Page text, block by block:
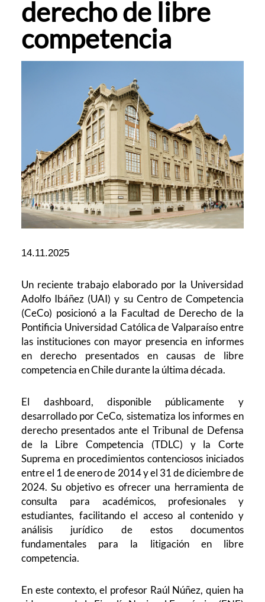
derecho de libre
competencia
14.11.2025
Un reciente trabajo elaborado por la Universidad
Adolfo Ibáñez (UAI) y su Centro de Competencia
(CeCo) posicionó a la Facultad de Derecho de la
Pontificia Universidad Católica de Valparaíso entre
las instituciones con mayor presencia en informes
en derecho presentados en causas de libre
competencia en Chile durante la última década.
El dashboard, disponible públicamente y
desarrollado por CeCo, sistematiza los informes en
derecho presentados ante el Tribunal de Defensa
de la Libre Competencia (TDLC) y la Corte
Suprema en procedimientos contenciosos iniciados
entre el 1 de enero de 2014 y el 31 de diciembre de
2024. Su objetivo es ofrecer una herramienta de
consulta para académicos, profesionales y
estudiantes, facilitando el acceso al contenido y
análisis jurídico de estos documentos
fundamentales para la litigación en libre
competencia.
En este contexto, el profesor Raúl Núñez, quien ha